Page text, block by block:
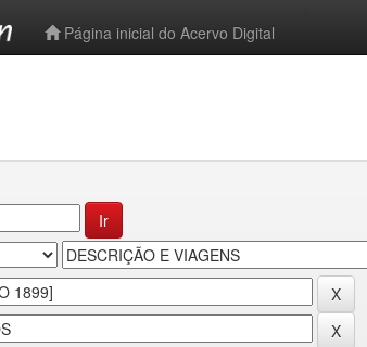
Página inicial do Acervo Digital